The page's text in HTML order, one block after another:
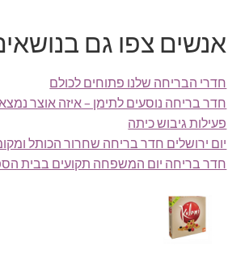
אנשים צפו גם
חדרי הבריחה שלנו פתוחים לכולם
חדר בריחה נוסעים לתימן – איזה אוצר
פעילות גיבוש כיתה
יום ירושלים חדר בריחה שחרור הכותל
חדר בריחה יום המשפחה תקועים בבית